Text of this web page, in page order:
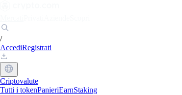
/
AccediRegistrati
Criptovalute
Tutti i tokenPanieriEarnStaking